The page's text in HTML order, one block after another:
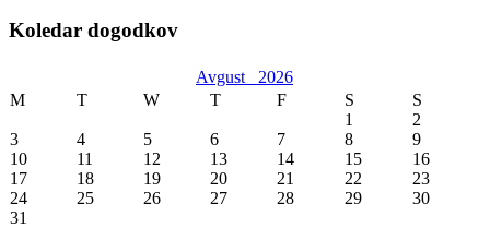
Koledar dogodkov
Avgust 2026
M
T W T F S
S
1
2
3
4 5 6 7 8
9
10
11 12 13 14 15
16
17
18 19 20 21 22
23
24
25 26 27 28 29
30
31